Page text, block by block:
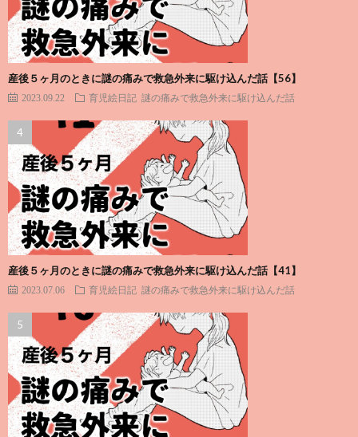
産後５ヶ月のときに謎の痛みで救急外来に駆け込んだ話【56】
2023.09.22 育児絵日記 謎の痛みで救急外来に駆け込んだ話
産後５ヶ月のときに謎の痛みで救急外来に駆け込んだ話【41】
2023.07.06 育児絵日記 謎の痛みで救急外来に駆け込んだ話